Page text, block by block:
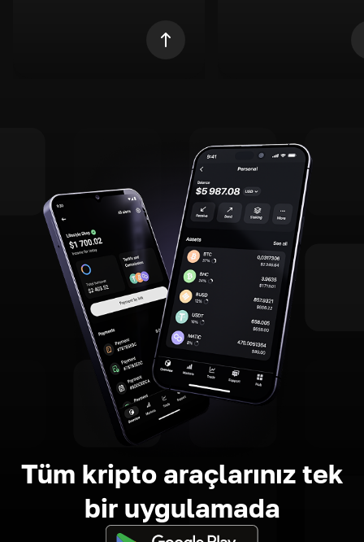
Tüm kripto araçlarınız tek
bir uygulamada